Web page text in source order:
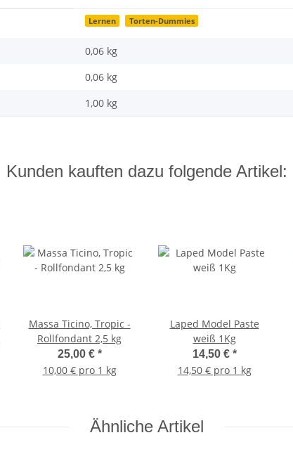
Lernen Torten-Dummies
0,06 kg
0,06 kg
1,00 kg
Kunden kauften dazu folgende Artikel:
Massa Ticino, Tropic -
Rollfondant 2,5 kg
25,00 € *
10,00 € pro 1 kg
Laped Model Paste
weiß 1Kg
14,50 € *
14,50 € pro 1 kg
Ähnliche Artikel